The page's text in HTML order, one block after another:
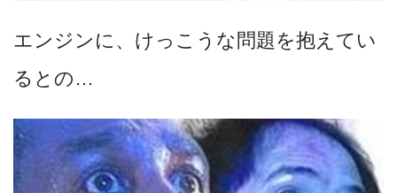
エンジンに、けっこうな問題を抱えてい
るとの…